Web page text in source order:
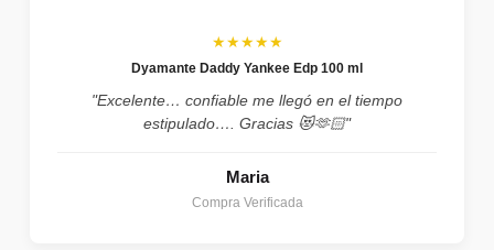
★★★★★
Dyamante Daddy Yankee Edp 100 ml
"Excelente… confiable me llegó en el tiempo
estipulado…. Gracias 😻🫶🏻"
Maria
Compra Verificada